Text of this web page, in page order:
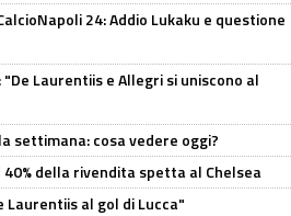
24: Addio Lukaku e questione
Laurentiis e Allegri si uniscono al
settimana: cosa vedere oggi?
della rivendita spetta al Chelsea
Laurentiis al gol di Lucca"